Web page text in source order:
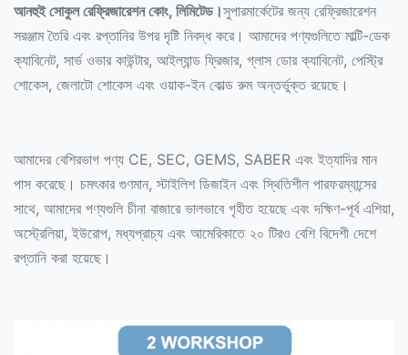
আনহুই সোকুল রেফ্রিজারেশন কোং, লিমিটেড।সুপারমার্কেটের জন্য রেফ্রিজারেশন
সরঞ্জাম তৈরি এবং রপ্তানির উপর দৃষ্টি নিবদ্ধ করে। আমাদের পণ্যগুলিতে মাল্টি-ডেক
ক্যাবিনেট, সার্ভ ওভার কাউন্টার, আইল্যান্ড ফ্রিজার, গ্লাস ডোর ক্যাবিনেট, পেস্ট্রি
শোকেস, জেলাটো শোকেস এবং ওয়াক-ইন কোল্ড রুম অন্তর্ভুক্ত রয়েছে।
আমাদের বেশিরভাগ পণ্য CE, SEC, GEMS, SABER এবং ইত্যাদির মান
পাস করেছে। চমৎকার গুণমান, স্টাইলিশ ডিজাইন এবং স্থিতিশীল পারফরম্যান্সের
সাথে, আমাদের পণ্যগুলি চীনা বাজারে ভালভাবে গৃহীত হয়েছে এবং দক্ষিণ-পূর্ব এশিয়া,
অস্ট্রেলিয়া, ইউরোপ, মধ্যপ্রাচ্য এবং আমেরিকাতে ২০ টিরও বেশি বিদেশী দেশে
রপ্তানি করা হয়েছে।